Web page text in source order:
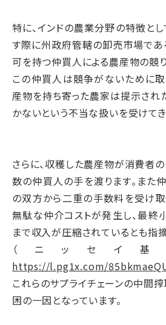
特に、インドの農業分野の特徴と
す際に州政府管轄の卸売市場であ
可を持つ仲買人による農産物の競
この仲買人は競争がないために取
産物を持ち寄った農家は提示され
かないという不当な扱いを受けてき
さらに、収穫した農産物が消費者
数の仲買人の手を渡ります。また
の双方から二重の手数料を受け取
無駄な仲介コストが発生し、最終
まで収入が圧縮されているとも指
（ニッセイ基
https://l.pg1x.com/
これらのサプライチェーンの中間
困の一因となっています。